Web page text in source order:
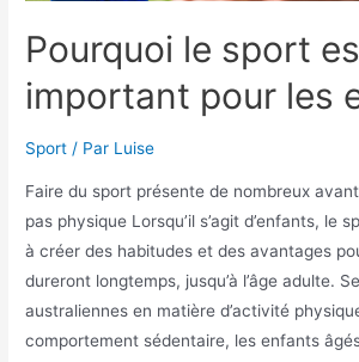
Pourquoi le sport
important pour les
Sport / Par Luise
Faire du sport présente de nombreux
pas physique Lorsqu’il s’agit d’enfants, le
à créer des habitudes et des avantages
dureront longtemps, jusqu’à l’âge adulte.
australiennes en matière d’activité
comportement sédentaire, les enfants